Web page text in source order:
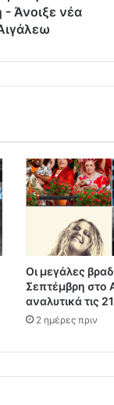
Άνοιξε νέα
Οι μεγάλες
Σεπτέμβρη στο
αναλυτικά τις
2 ημέρες πριν